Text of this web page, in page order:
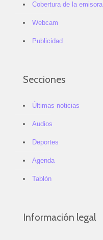
Cobertura de la emisora
Webcam
Publicidad
Secciones
Últimas noticias
Audios
Deportes
Agenda
Tablón
Información legal